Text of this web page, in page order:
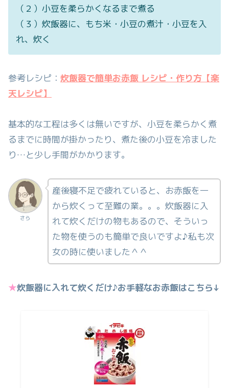
（２）小豆を柔らかくなるまで煮る
（３）炊飯器に、もち米・小豆の煮汁・小豆を入
れ、炊く
参考レシピ： 炊飯器で簡単お赤飯 レシピ・作り方【楽
天レシピ】
基本的な工程は多くは無いですが、小豆を柔らかく煮
るまでに時間が掛かったり、煮た後の小豆を冷ました
り…と少し手間がかかります。
さら
産後寝不足で疲れていると、お赤飯を一
から炊くって至難の業。。。炊飯器に入
れて炊くだけの物もあるので、そういっ
た物を使うのも簡単で良いですよ♪私も次
女の時に使いました＾＾
★炊飯器に入れて炊くだけ♪お手軽なお赤飯はこちら↓